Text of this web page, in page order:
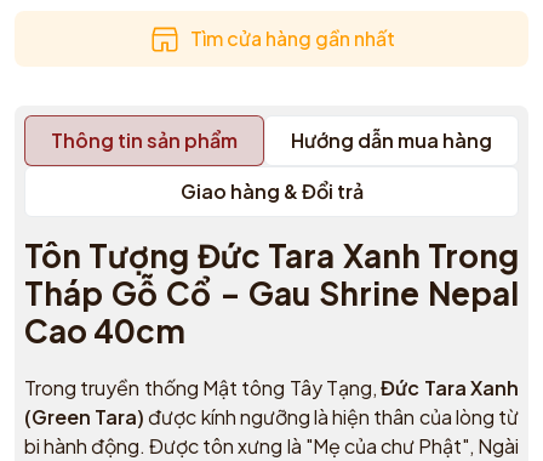
Tìm cửa hàng gần nhất
Thông tin sản phẩm
Hướng dẫn mua hàng
Giao hàng & Đổi trả
Tôn Tượng Đức Tara Xanh Trong
Tháp Gỗ Cổ – Gau Shrine Nepal
Cao 40cm
Trong truyền thống Mật tông Tây Tạng,Đức Tara Xanh
(Green Tara) được kính ngưỡng là hiện thân của lòng từ
bi hành động. Được tôn xưng là "Mẹ của chư Phật", Ngài